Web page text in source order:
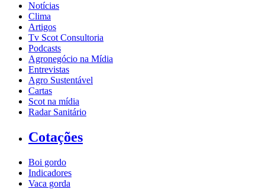
Notícias
Clima
Artigos
Tv Scot Consultoria
Podcasts
Agronegócio na Mídia
Entrevistas
Agro Sustentável
Cartas
Scot na mídia
Radar Sanitário
Cotações
Boi gordo
Indicadores
Vaca gorda